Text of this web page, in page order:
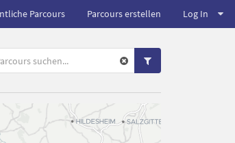
Parcours Parcours erstellen Log In